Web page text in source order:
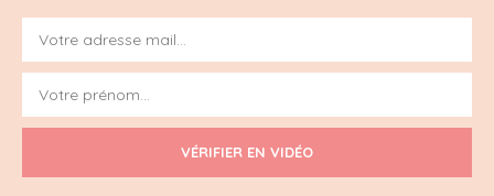
VÉRIFIER EN VIDÉO